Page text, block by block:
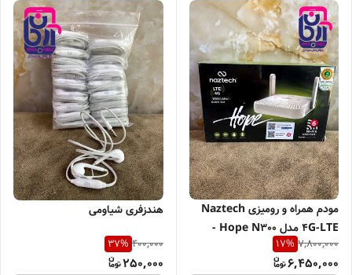
مودم همراه و رومیزی Naztech
4G-LTE مدل Hope N300 -
سفید (با ظرفیت باتری
4000mAh)
7,800,000
17%
6,450,000
هندزفری شیاومی
400,000
37%
250,000